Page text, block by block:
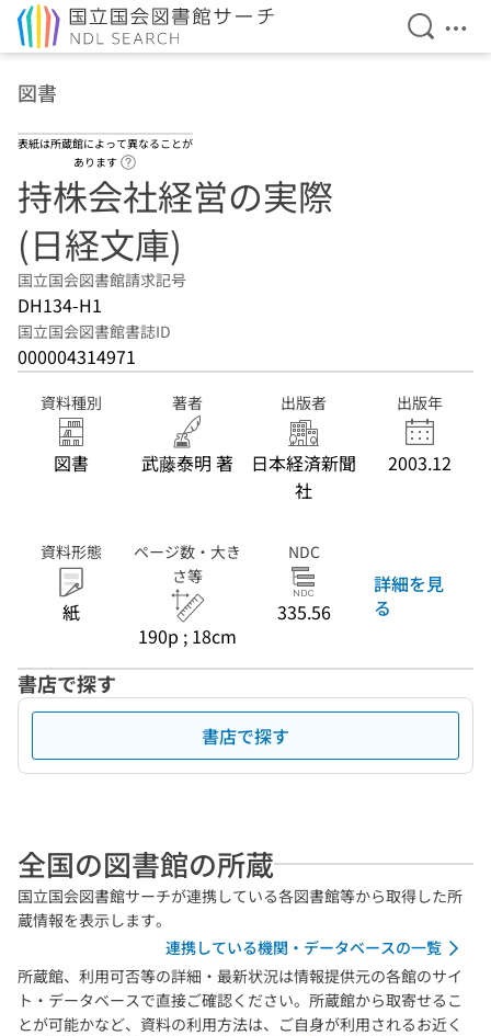
検索を
メ
図書
表紙は所蔵館によって異なることが
あります
持株会社経営の実際
(日経文庫)
国立国会図書館請求記号
DH134-H1
国立国会図書館書誌ID
000004314971
資料種別
図書
著者
武藤泰明 著
出版者
日本経済新聞
社
出版年
2003.12
資料形態
紙
ページ数・大き
さ等
190p ; 18cm
NDC
335.56
詳細を見
る
書店で探す
書店で探す
全国の図書館の所蔵
国立国会図書館サーチが連携している各図書館等から取得した所
蔵情報を表示します。
連携している機関・データベースの一覧
所蔵館、利用可否等の詳細・最新状況は情報提供元の各館のサイ
ト・データベースで直接ご確認ください。所蔵館から取寄せるこ
とが可能かなど、資料の利用方法は、ご自身が利用されるお近く